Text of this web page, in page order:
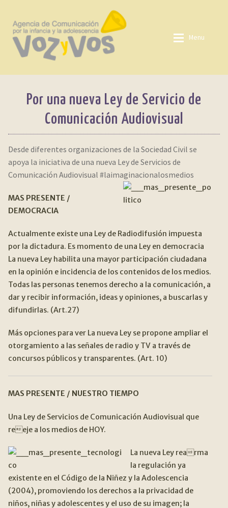
la
navegación
al
contenido
Menu
Lineas de acción
Temas
Mediateca
Contacto
LINEAS DE ACCIÓN
FUENTES
CONTACTO
SEARCH
FOR:
Por una nueva Ley de Servicio de
Comunicación Audiovisual
Desde diferentes organizaciones de la Sociedad Civil se
apoya la iniciativa de una nueva Ley de Servicios de
Comunicación Audiovisual #laimaginacionalosmedios
MAS PRESENTE /
DEMOCRACIA
Actualmente existe una Ley de Radiodifusión impuesta
por la dictadura. Es momento de una Ley en democracia
La nueva Ley habilita una mayor participación ciudadana
en la opinión e incidencia de los contenidos de los medios.
Todas las personas tenemos derecho a la comunicación, a
dar y recibir información, ideas y opiniones, a buscarlas y
difundirlas. (Art.27)
Más opciones para ver La nueva Ley se propone ampliar el
otorgamiento a las señales de radio y TV a través de
concursos públicos y transparentes. (Art. 10)
MAS PRESENTE / NUESTRO TIEMPO
Una Ley de Servicios de Comunicación Audiovisual que
reeje a los medios de HOY.
La nueva Ley rearma
la regulación ya
existente en el Código de la Niñez y la Adolescencia
(2004), promoviendo los derechos a la privacidad de
niños, niñas y adolescentes y el uso de su imagen; la